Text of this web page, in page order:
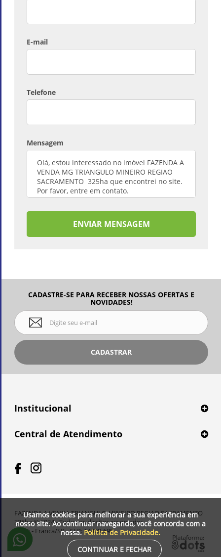
E-mail
Telefone
Mensagem
ENVIAR MENSAGEM
CADASTRE-SE PARA RECEBER NOSSAS OFERTAS E
NOVIDADES!
CADASTRAR
Institucional
Central de Atendimento
FAZENDA A VENDA TRIANGULO MINEIRO REGIAO SACRAMENTO
325ha © 2024 - Todos os direitos reservados.
CNPJ: - Franca/SP - CEP: 14400-690
Usamos cookies para melhorar a sua experiência em
nosso site. Ao continuar navegando, você concorda com a
nossa. Política de Privacidade.
CONTINUAR E FECHAR